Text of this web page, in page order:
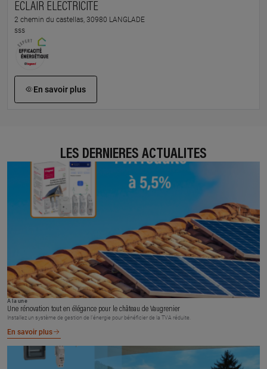
ECLAIR ELECTRICITE
2 chemin du castellas, 30980 LANGLADE
sss
En savoir plus
LES DERNIÈRES ACTUALITÉS
À la une
Une rénovation tout en élégance pour le château de Vaugrenier
Installez un système de gestion de l’énergie pour bénéficier de la TVA réduite.
En savoir plus